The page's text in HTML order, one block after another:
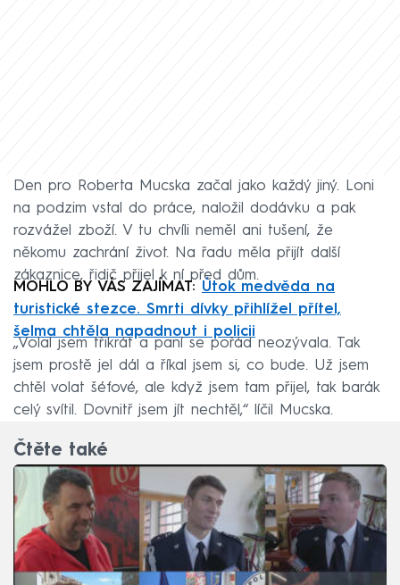
Den pro Roberta Mucska začal jako každý jiný. Loni
na podzim vstal do práce, naložil dodávku a pak
rozvážel zboží. V tu chvíli neměl ani tušení, že
někomu zachrání život. Na řadu měla přijít další
zákaznice, řidič přijel k ní před dům.
MOHLO BY VÁS ZAJÍMAT: Útok medvěda na
turistické stezce. Smrti dívky přihlížel přítel,
šelma chtěla napadnout i policii
„Volal jsem třikrát a paní se pořád neozývala. Tak
jsem prostě jel dál a říkal jsem si, co bude. Už jsem
chtěl volat šéfové, ale když jsem tam přijel, tak barák
celý svítil. Dovnitř jsem jít nechtěl,“ líčil Mucska.
Čtěte také